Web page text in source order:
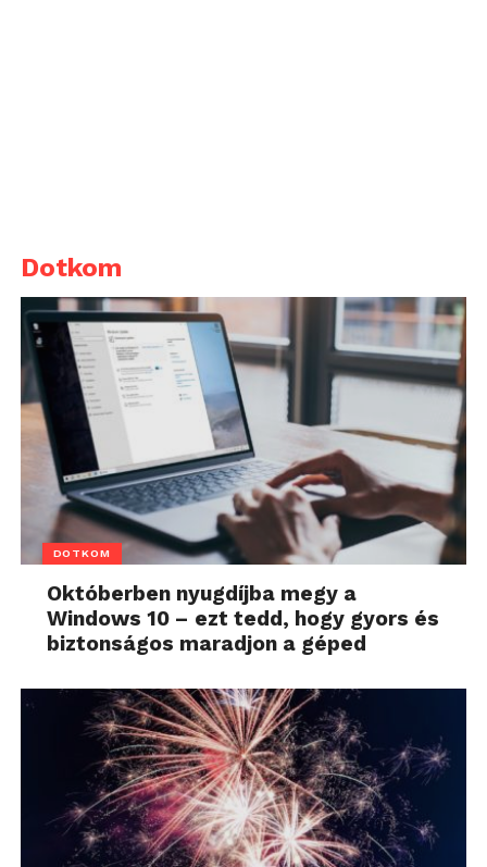
Dotkom
DOTKOM
Októberben nyugdíjba megy a
Windows 10 – ezt tedd, hogy gyors és
biztonságos maradjon a géped